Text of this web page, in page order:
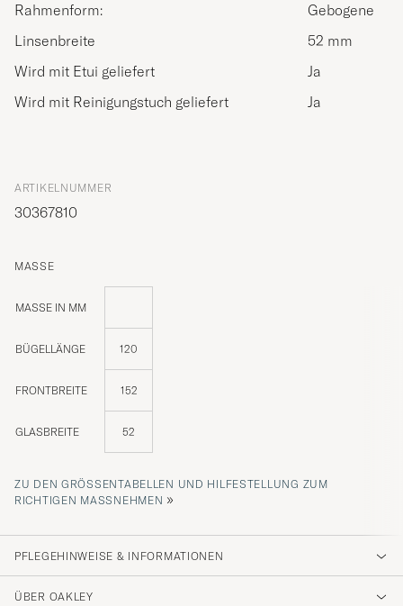
Rahmenform:
Gebogene
Linsenbreite
52 mm
Wird mit Etui geliefert
Ja
Wird mit Reinigungstuch geliefert
Ja
ARTIKELNUMMER
30367810
MASSE
MASSE IN MM
BÜGELLÄNGE 120
FRONTBREITE 152
GLASBREITE 52
ZU DEN GRÖSSENTABELLEN UND HILFESTELLUNG ZUM R
ICHTIGEN MASSNEHMEN
»
PFLEGEHINWEISE & INFORMATIONEN
ÜBER OAKLEY